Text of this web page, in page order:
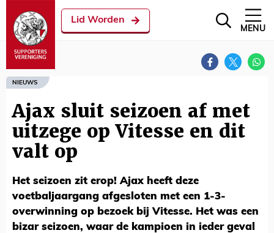
Lid Worden
MENU
NIEUWS
Ajax sluit seizoen af met
uitzege op Vitesse en dit
valt op
Het seizoen zit erop! Ajax heeft deze
voetbaljaargang afgesloten met een 1-3-
overwinning op bezoek bij Vitesse. Het was een
bizar seizoen, waar de kampioen in ieder geval